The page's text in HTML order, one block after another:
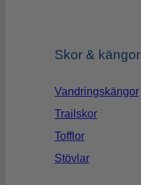
Skor & kängor
Vandringskängor
Trailskor
Tofflor
Stövlar